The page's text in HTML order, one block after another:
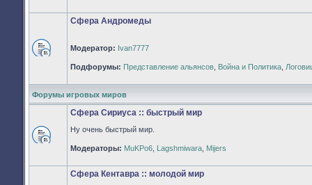
непрочитанных
Сфера Андромеды
Модератор: Ivan7777
Подфорумы: Представление альянсов Война и Политика
Форумы игровых миров
Нет
непрочитанных
Сфера Сириуса :: быстрый мир
Ну очень быстрый мир.
Модераторы: MuKPo6 Lagshmiwara Mijers
Сфера Кентавра :: молодой мир